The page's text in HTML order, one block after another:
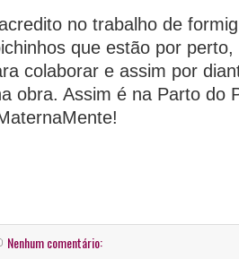
no trabalho de
que estão por
colaborar e assim por
obra. Assim é na Parto do
Nenhum comentário: